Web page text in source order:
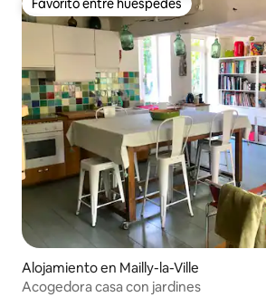
Favorito entre huéspedes
Favorito entre huéspedes
Alojamiento en Mailly-la-Ville
Acogedora casa con jardines